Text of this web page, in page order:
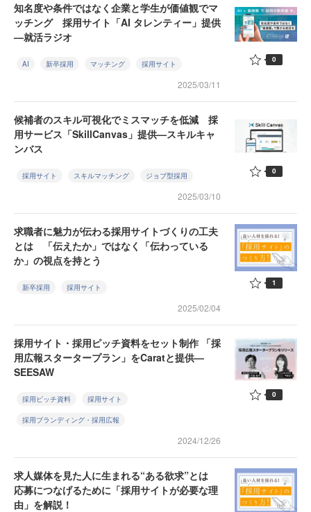
知名度や条件ではなく企業と学生が価値観でマ
ッチング 採用サイト「AI タレンティー」提供
—就活ラジオ
AI 新卒採用 マッチング 採用サイト
2025/03/11
0
候補者のスキル可視化でミスマッチを低減 採
用サービス「SkillCanvas」提供—スキルキャ
ンバス
採用サイト スキルマッチング ジョブ型採用
2025/03/10
0
求職者に魅力が伝わる採用サイトづくりの工夫
とは 「伝えたか」ではなく「伝わっている
か」の視点を持とう
新卒採用 採用サイト
2025/02/04
1
採用サイト・採用ピッチ資料をセット制作 「採
用広報スタータープラン」をCaratと提供—
SEESAW
採用ピッチ資料 採用サイト
採用ブランディング・採用広報
2024/12/26
0
求人媒体を見た人に生まれる“ある欲求”とは
応募につなげるために「採用サイトが必要な理
由」を解説！